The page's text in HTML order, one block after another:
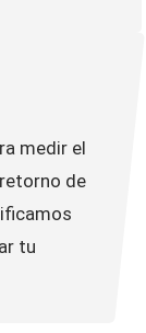
medir el
de
tu